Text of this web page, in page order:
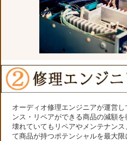
オーディオ修理エンジニアが運営
ンス・リペアができる商品の減額を
壊れていてもリペアやメンテナン
て商品が持つポテンシャルを最大